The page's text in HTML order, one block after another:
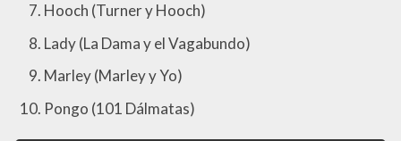
Hooch (Turner y Hooch)
Lady (La Dama y el Vagabundo)
Marley (Marley y Yo)
Pongo (101 Dálmatas)